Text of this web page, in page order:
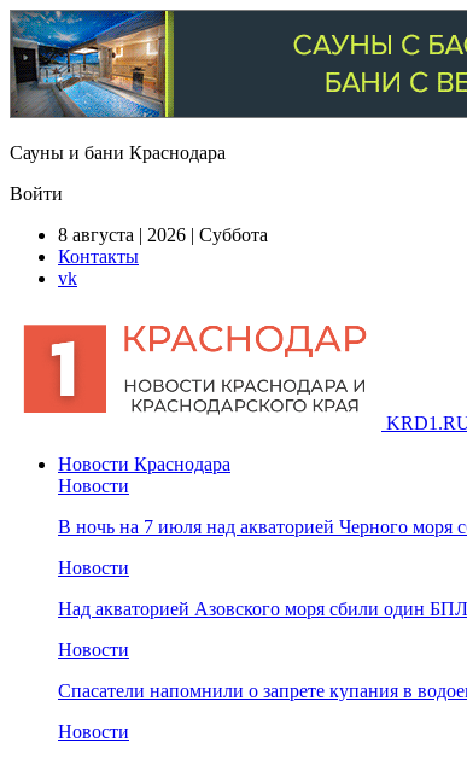
Сауны и бани Краснодара
Войти
8 августа | 2026 | Суббота
Контакты
vk
Новости Краснодара
Новости
В ночь на 7 июля над акваторией Черного моря
Новости
Над акваторией Азовского моря сбили один
Новости
Спасатели напомнили о запрете купания в
Новости